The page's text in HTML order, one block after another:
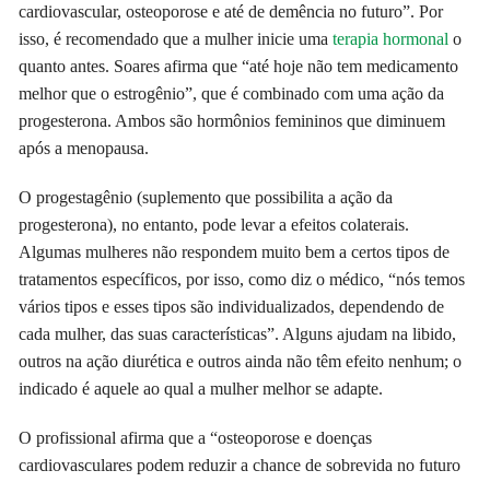
cardiovascular, osteoporose e até de demência no futuro”. Por
isso, é recomendado que a mulher inicie umaterapia hormonal o
quanto antes. Soares afirma que “até hoje não tem medicamento
melhor que o estrogênio”, que é combinado com uma ação da
progesterona. Ambos são hormônios femininos que diminuem
após a menopausa.
O progestagênio (suplemento que possibilita a ação da
progesterona), no entanto, pode levar a efeitos colaterais.
Algumas mulheres não respondem muito bem a certos tipos de
tratamentos específicos, por isso, como diz o médico, “nós temos
vários tipos e esses tipos são individualizados, dependendo de
cada mulher, das suas características”. Alguns ajudam na libido,
outros na ação diurética e outros ainda não têm efeito nenhum; o
indicado é aquele ao qual a mulher melhor se adapte.
O profissional afirma que a “osteoporose e doenças
cardiovasculares podem reduzir a chance de sobrevida no futuro